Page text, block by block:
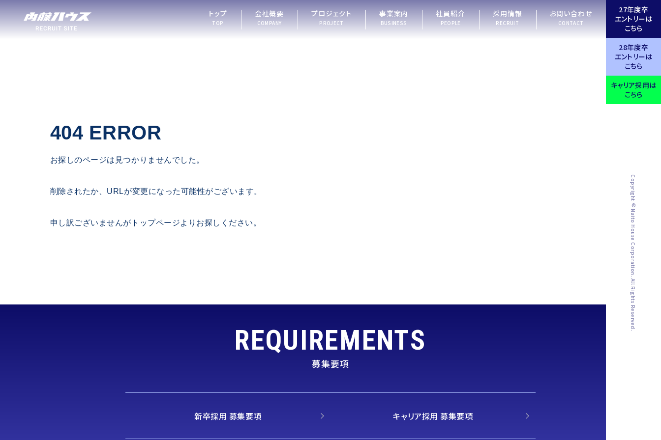
トップ
TOP
会社概要
COMPANY
プロジェクト
PROJECT
事業案内
BUSINESS
社員紹介
PEOPLE
採用情報
RECRUIT
お問い合わせ
CONTACT
27年度卒
エントリーは
こちら
28年度卒
エントリーは
こちら
キャリア採用は
こちら
Copyright ©︎ Naito House Corporation. All Rights Reserved.
404 ERROR
お探しのページは見つかりませんでした。
削除されたか、URLが変更になった可能性がございます。
申し訳ございませんがトップページよりお探しください。
REQUIREMENTS
募集要項
新卒採用 募集要項 キャリア採用 募集要項